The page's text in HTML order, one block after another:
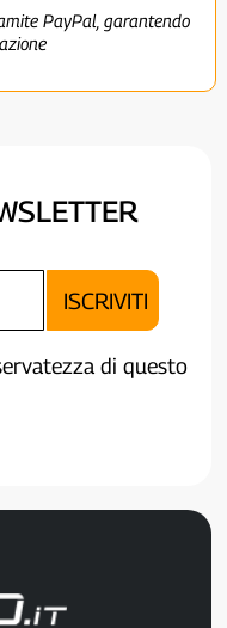
PayPal, garantendo
di questo